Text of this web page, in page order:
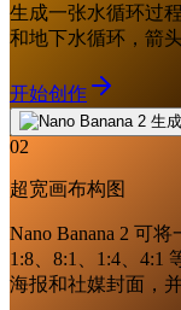
生成一张水循环过
和地下水循环，箭
开始创作
02
超宽画布构图
Nano Banana 2 可
1:8、8:1、1:4、4:1
海报和社媒封面，